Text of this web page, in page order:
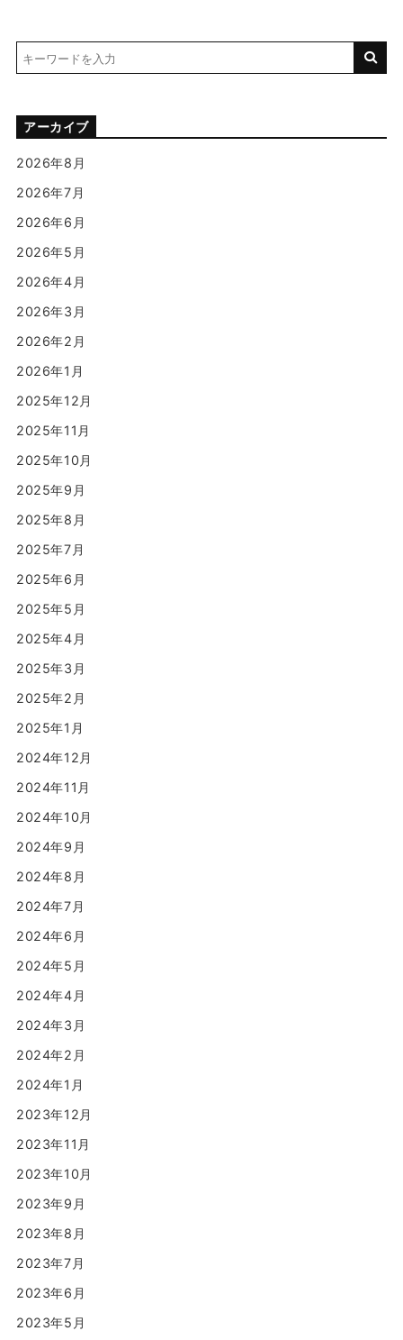
アーカイブ
2026年8月
2026年7月
2026年6月
2026年5月
2026年4月
2026年3月
2026年2月
2026年1月
2025年12月
2025年11月
2025年10月
2025年9月
2025年8月
2025年7月
2025年6月
2025年5月
2025年4月
2025年3月
2025年2月
2025年1月
2024年12月
2024年11月
2024年10月
2024年9月
2024年8月
2024年7月
2024年6月
2024年5月
2024年4月
2024年3月
2024年2月
2024年1月
2023年12月
2023年11月
2023年10月
2023年9月
2023年8月
2023年7月
2023年6月
2023年5月